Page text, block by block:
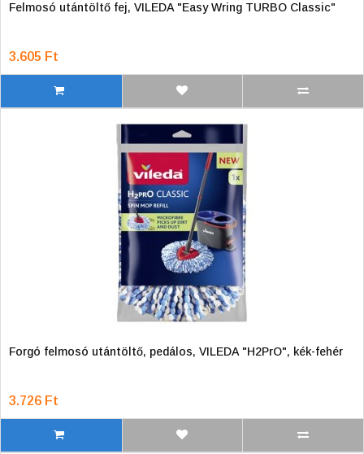
Felmosó utántöltő fej, VILEDA "Easy Wring TURBO Classic"
3.605 Ft
Forgó felmosó utántöltő, pedálos, VILEDA "H2PrO", kék-fehér
3.726 Ft